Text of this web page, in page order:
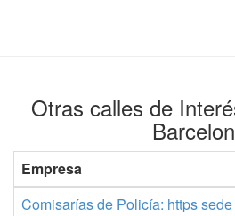
Otras calles de
Empresa
Comisarías de Policía: https sede